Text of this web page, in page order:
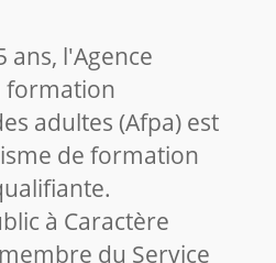
ans, l'Agence
formation
adultes (Afpa) est
de formation
à Caractère
du Service